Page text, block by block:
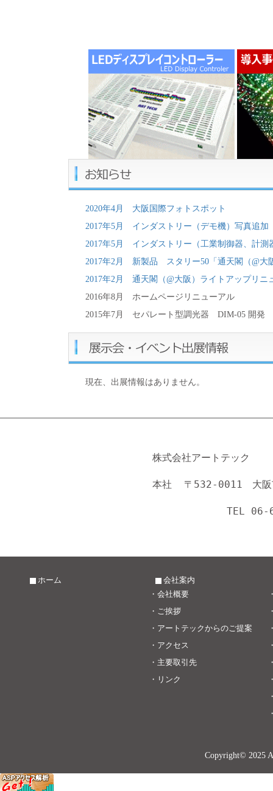
2020年4月 大阪国際フォトスポット
2017年5月 インダストリー（デモ機）写真追加
2017年5月 インダストリー（工業制御器、計測
2017年2月 新製品 スタリー50「通天閣（@大
2017年2月 通天閣（@大阪）ライトアップリニ
2016年8月 ホームページリニューアル
2015年7月 セパレート型調光器 DIM-05 開発
現在、出展情報はありません。
    			株式会社アートテック
本社  〒532-0011　
TEL 06-6308-8015
ホーム
会社案内
・ 会社概要
・ ご挨拶
・ アートテックからのご提案
・ アクセス
・ 主要取引先
・ リンク
Copyright© 2025